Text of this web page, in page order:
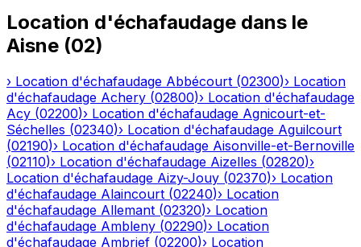
Location d'échafaudage dans le
Aisne (02)
› Location d'échafaudage Abbécourt (02300)› Location
d'échafaudage Achery (02800)› Location d'échafaudage
Acy (02200)› Location d'échafaudage Agnicourt-et-
Séchelles (02340)› Location d'échafaudage Aguilcourt
(02190)› Location d'échafaudage Aisonville-et-Bernoville
(02110)› Location d'échafaudage Aizelles (02820)›
Location d'échafaudage Aizy-Jouy (02370)› Location
d'échafaudage Alaincourt (02240)› Location
d'échafaudage Allemant (02320)› Location
d'échafaudage Ambleny (02290)› Location
d'échafaudage Ambrief (02200)› Location